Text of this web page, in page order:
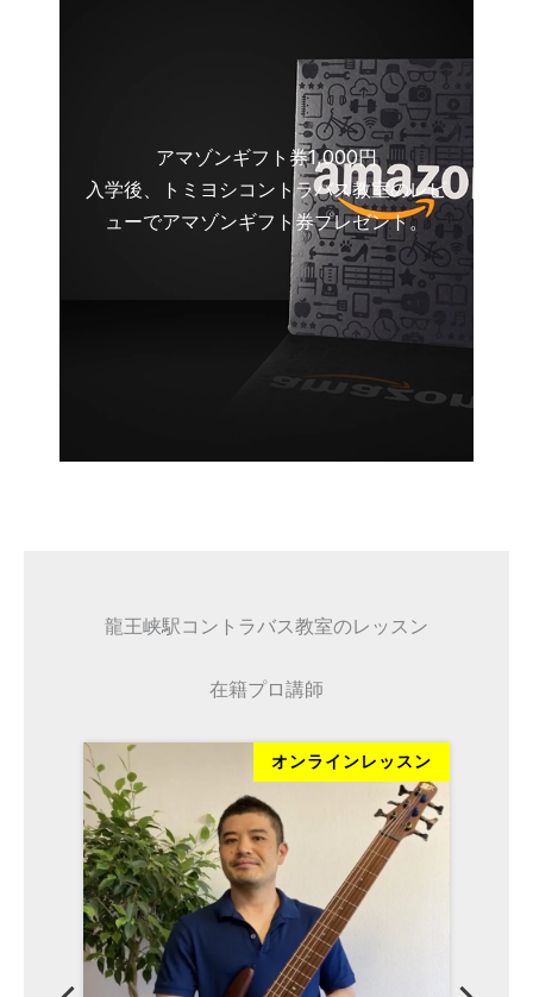
アマゾンギフト券1,000円
入学後、トミヨシコントラバス教室のレビ
ューでアマゾンギフト券プレゼント。
龍王峡駅コントラバス教室のレッスン
在籍プロ講師
オンラインレッスン